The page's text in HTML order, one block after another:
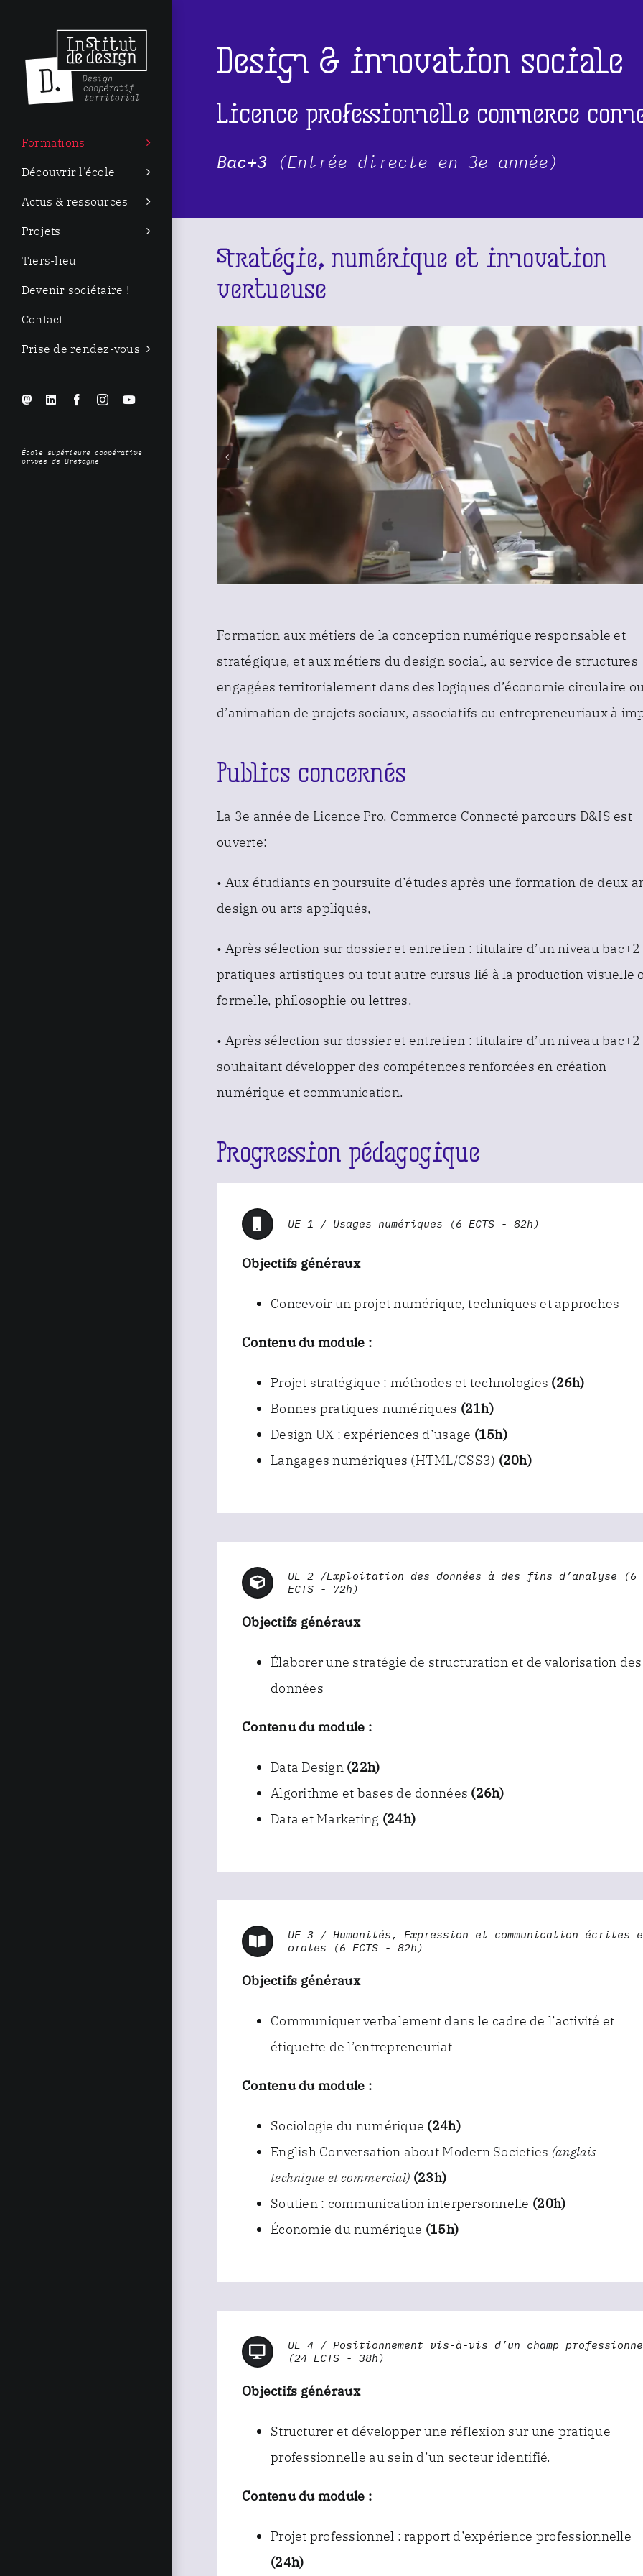
contenu
Formations
Découvrir l’école
Actus & ressources
Projets
Tiers-lieu
Devenir sociétaire !
Contact
Prise de rendez-vous
Personnaliser
LinkedInFacebookInstagramYouTube
École supérieure coopérative
privée de Bretagne
Design & innovation sociale
Licence professionnelle commerce
Bac+3 (Entrée directe en 3e année)
Stratégie, numérique et innovation
vertueuse
Formation aux métiers de la conception numérique responsable et
stratégique, et aux métiers du design social, au service de structures
engagées territorialement dans des logiques d’économie circulaire
d’animation de projets sociaux, associatifs ou entrepreneuriaux à
Publics concernés
La 3e année de Licence Pro. Commerce Connecté parcours D&IS est
ouverte:
• Aux étudiants en poursuite d’études après une formation de deux
design ou arts appliqués,
• Après sélection sur dossier et entretien : titulaire d’un niveau
pratiques artistiques ou tout autre cursus lié à la production visuelle
formelle, philosophie ou lettres.
• Après sélection sur dossier et entretien : titulaire d’un niveau bac+2
souhaitant développer des compétences renforcées en création
numérique et communication.
Progression pédagogique
UE 1 / Usages numériques (6 ECTS - 82h)
Objectifs généraux
Concevoir un projet numérique, techniques et approches
Contenu du module :
Projet stratégique : méthodes et technologies (26h)
Bonnes pratiques numériques (21h)
Design UX : expériences d’usage (15h)
Langages numériques (HTML/CSS3) (20h)
UE 2 /Exploitation des données à des fins d’analyse (6
ECTS - 72h)
Objectifs généraux
Élaborer une stratégie de structuration et de valorisation des
données
Contenu du module :
Data Design (22h)
Algorithme et bases de données (26h)
Data et Marketing (24h)
UE 3 / Humanités, Expression et communication écrites
orales (6 ECTS - 82h)
Objectifs généraux
Communiquer verbalement dans le cadre de l’activité et
étiquette de l’entrepreneuriat
Contenu du module :
Sociologie du numérique (24h)
English Conversation about Modern Societies (anglais
technique et commercial) (23h)
Soutien : communication interpersonnelle (20h)
Économie du numérique (15h)
UE 4 / Positionnement vis-à-vis d’un champ
(24 ECTS - 38h)
Objectifs généraux
Structurer et développer une réflexion sur une pratique
professionnelle au sein d’un secteur identifié.
Contenu du module :
Projet professionnel : rapport d’expérience professionnelle
(24h)